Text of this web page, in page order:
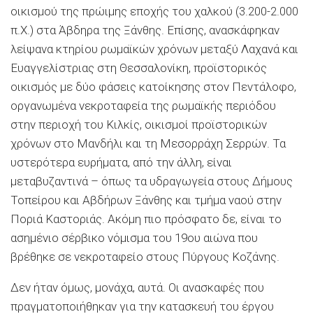
οικισμού της πρώιμης εποχής του χαλκού (3.200-2.000
π.Χ.) στα Άβδηρα της Ξάνθης. Επίσης, ανασκάφηκαν
λείψανα κτηρίου ρωμαϊκών χρόνων μεταξύ Λαχανά και
Ευαγγελίστριας στη Θεσσαλονίκη, προϊστορικός
οικισμός με δύο φάσεις κατοίκησης στον Πεντάλοφο,
οργανωμένα νεκροταφεία της ρωμαϊκής περιόδου
στην περιοχή του Κιλκίς, οικισμοί προϊστορικών
χρόνων στο Μανδήλι και τη Μεσορράχη Σερρών. Τα
υστερότερα ευρήματα, από την άλλη, είναι
μεταβυζαντινά – όπως τα υδραγωγεία στους Δήμους
Τοπείρου και Αβδήρων Ξάνθης και τμήμα ναού στην
Ποριά Καστοριάς. Ακόμη πιο πρόσφατο δε, είναι το
ασημένιο σέρβικο νόμισμα του 19ου αιώνα που
βρέθηκε σε νεκροταφείο στους Πύργους Κοζάνης.
Δεν ήταν όμως, μονάχα, αυτά. Οι ανασκαφές που
πραγματοποιήθηκαν για την κατασκευή του έργου